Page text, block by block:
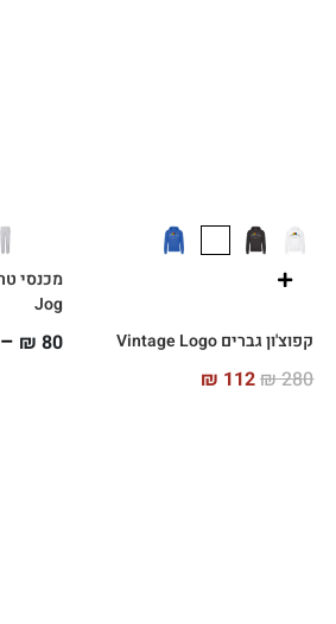
קפוצ'ון גברים Vintage Logo
₪280
₪ 112
Jog
₪ 80
–